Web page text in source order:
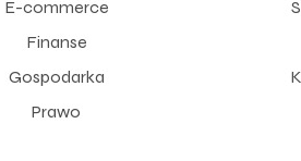
E-commerce
Finanse
Gospodarka
Prawo